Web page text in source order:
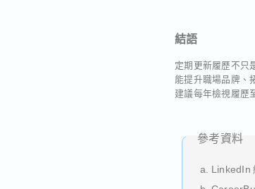
結語
定期更新履歷不只
能提升職場品牌、
建議每年檢視履歷
參考資料
a. LinkedIn